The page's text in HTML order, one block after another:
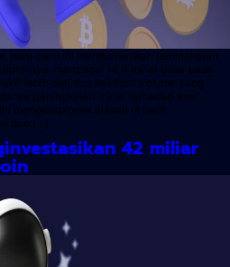
baru-baru ini mengumumkan peningkatan
nya, mencapai 14,4 miliar dolar pada
lebih dari dua kali lipat volume yang
peningkatan minat terhadap aset
mengeksplorasi alasan di balik
dan […]
42 miliar